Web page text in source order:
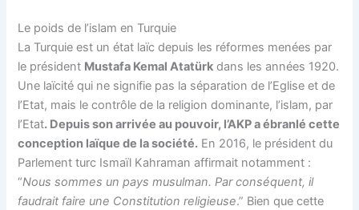
Le poids de l’islam en Turquie
La Turquie est un état laïc depuis les réformes menées par
le président Mustafa Kemal Atatürk dans les années 1920.
Une laïcité qui ne signifie pas la séparation de l’Eglise et de
l’Etat, mais le contrôle de la religion dominante, l’islam, par
l’Etat. Depuis son arrivée au pouvoir, l’AKP a ébranlé cette
conception laïque de la société. En 2016, le président du
Parlement turc Ismaïl Kahraman affirmait notamment :
“Nous sommes un pays musulman. Par conséquent, il
faudrait faire une Constitution religieuse.” Bien que cette